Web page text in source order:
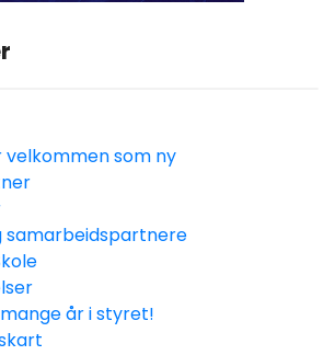
velkommen som ny
samarbeidspartnere
år i styret!